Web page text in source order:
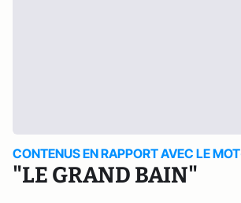
CONTENUS EN RAPPORT AVEC LE
"LE GRAND BAIN"